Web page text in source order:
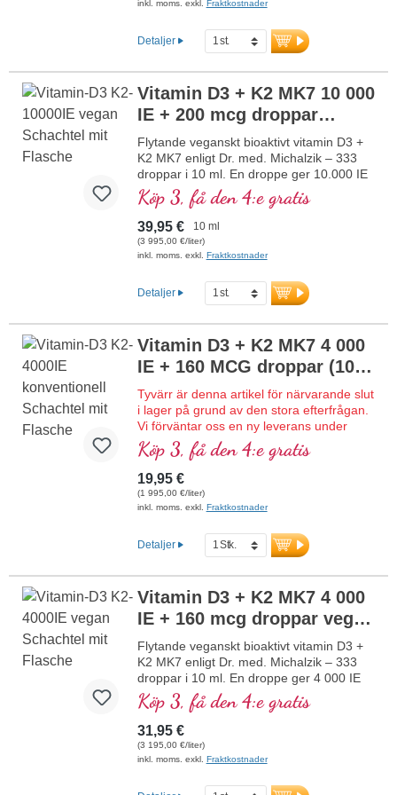
biotillgänglighet. Denna optimala
kombination bidrar till att bibehålla normal
normala funktion. Tillverkat i Tyskland
utan genteknik i egen kontrollerad
produktion som funnits i 25 år, vegetariskt
utan tillsatser och laboratorietestat.
Utvecklat av läkare.
mer information om vitamin D3 + K2
inkl. moms. exkl. Fraktkostnader
Detaljer
Vitamin D3 + K2 MK7 10 000
IE + 200 mcg droppar
veganskaNY
Flytande veganskt bioaktivt vitamin D3 +
K2 MK7 enligt Dr. med. Michalzik – 333
droppar i 10 ml. En droppe ger 10.000 IE
vitamin D3 och 200 μg K2 (MK7 all-trans).
Högsta premiumkvalitet från
högkvalitativa, kontrollerade lavar (inte
från alger!) i optimal kombination med en
särskilt bioaktiv all-trans K2-form, helt
skyddande, pesticidfritt odlad kokos-MCT-
olja för bättre biotillgänglighet. Denna
bidrar till normal muskelfunktion samt till
immunsystemets normala funktion.
Tillverkat i Tyskland utan genteknik i egen
kontrollerad produktion som funnits i 25
år, veganskt, utan tillsatser och
laboratorietestat. Utvecklat av läkare.
mer information om vitamin D3 + K2
Köp 3, få den 4:e gratis
39,95 € 10 ml
(3 995,00 €/liter)
inkl. moms. exkl. Fraktkostnader
Detaljer
Vitamin D3 + K2 MK7 4 000
IE + 160 MCG droppar (10
ml)NY
Tyvärr är denna artikel för närvarande slut
i lager på grund av den stora efterfrågan.
Vi förväntar oss en ny leverans under
kalendervecka 34/2026.
Flytande bioaktivt vitamin D3 + K2 MK7
enligt Dr. med. Michalzik – 333 droppar i
10 ml. En droppe ger 4 000 IE vitamin D3
och 160 μg K2 (MK7 all-trans). Högsta
vegetariskt specialråmaterial i optimal
kombination med den särskilt bioaktiva all-
bättre biotillgänglighet. Denna optimala
kombination bidrar till att bibehålla normal
benstomme, bidrar till normal
muskelfunktion samt till immunsystemets
normala funktion. Tillverkat i Tyskland
utan genteknik i egen kontrollerad
produktion som funnits i 25 år, vegetariskt
utan tillsatser och laboratorietestat.
Utvecklat av läkare.
mer information om vitamin D3 + K2
Köp 3, få den 4:e gratis
19,95 €
(1 995,00 €/liter)
inkl. moms. exkl. Fraktkostnader
Detaljer
Vitamin D3 + K2 MK7 4 000
IE + 160 mcg droppar veg
(10 ml)NY
Flytande veganskt bioaktivt vitamin D3 +
K2 MK7 enligt Dr. med. Michalzik – 333
droppar i 10 ml. En droppe ger 4 000 IE
vitamin D3 och 160 μg K2 (MK7 all-trans).
Högsta premiumkvalitet av högkvalitativa
kontrollerade lavar (inte från alger!) i
optimal kombination med en särskilt
bioaktiv all-trans K2-form, helt växtbaserat
pesticidfritt odlad kokos-MCT-olja för
Köp 3, få den 4:e gratis
31,95 €
(3 195,00 €/liter)
inkl. moms. exkl. Fraktkostnader